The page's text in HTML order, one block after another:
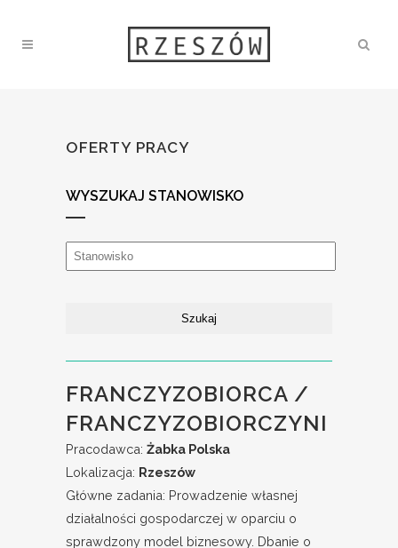
OFERTY PRACY
WYSZUKAJ STANOWISKO
FRANCZYZOBIORCA /
FRANCZYZOBIORCZYNI
Pracodawca: Żabka Polska
Lokalizacja: Rzeszów
Główne zadania: Prowadzenie własnej
działalności gospodarczej w oparciu o
sprawdzony model biznesowy. Dbanie o